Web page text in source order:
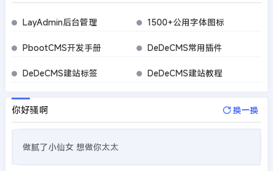
LayAdmin后台管理 1500+公用字体图标
PbootCMS开发手册 DeDeCMS常用插件
DeDeCMS建站标签 DeDeCMS建站教程
你好骚啊 换一换
做腻了小仙女 想做你太太